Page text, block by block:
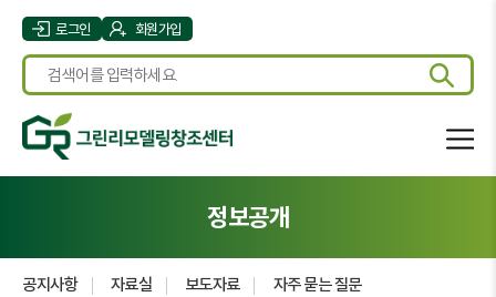
로그인 회원가입
정보공개
공지사항 자료실 보도자료 자주 묻는 질문